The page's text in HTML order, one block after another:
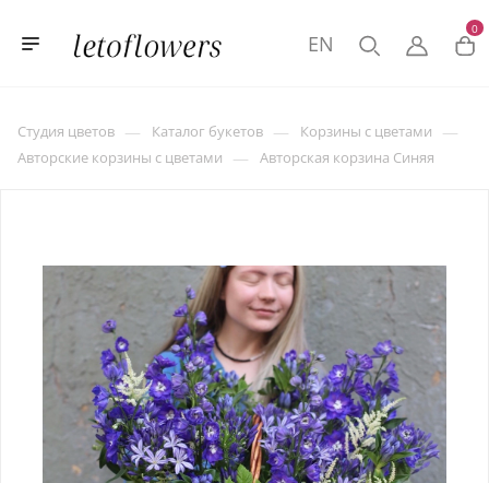
0
EN
Студия цветов — Каталог букетов — Корзины с цветами —
Авторские корзины с цветами — Авторская корзина Синяя